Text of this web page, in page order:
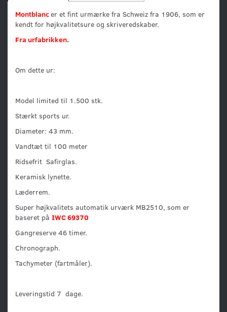
Montblancer et fint urmærke fra Schweiz fra 1906, som er
kendt for højkvalitetsure og skriveredskaber.
Fra urfabrikken.
Om dette ur:
Model limited til 1.500 stk.
Stærkt sports ur.
Diameter: 43 mm.
Vandtæt til 100 meter
Ridsefrit Safirglas.
Keramisk lynette.
Læderrem.
Super højkvalitets automatik urværk MB2510, som er
baseret på IWC 69370
Gangreserve 46 timer.
Chronograph.
Tachymeter (fartmåler).
Leveringstid 7 dage.